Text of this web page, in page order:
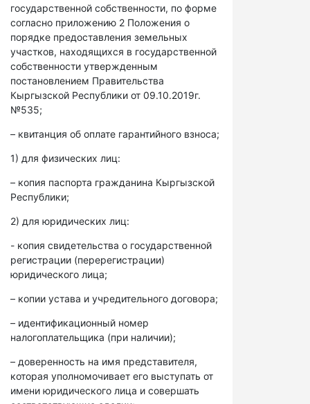
государственной собственности, по форме
согласно приложению 2 Положения о
порядке предоставления земельных
участков, находящихся в государственной
собственности утвержденным
постановлением Правительства
Кыргызской Республики от 09.10.2019г.
№535;
– квитанция об оплате гарантийного взноса;
1) для физических лиц:
– копия паспорта гражданина Кыргызской
Республики;
2) для юридических лиц:
- копия свидетельства о государственной
регистрации (перерегистрации)
юридического лица;
– копии устава и учредительного договора;
– идентификационный номер
налогоплательщика (при наличии);
– доверенность на имя представителя,
которая уполномочивает его выступать от
имени юридического лица и совершать